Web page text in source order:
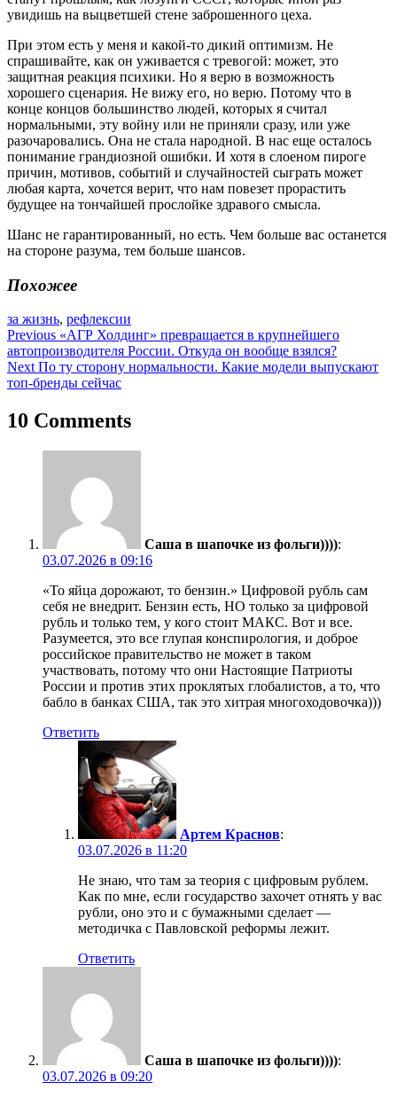
увидишь на выцветшей стене заброшенного цеха.
При этом есть у меня и какой-то дикий оптимизм. Не
спрашивайте, как он уживается с тревогой: может, это
защитная реакция психики. Но я верю в возможность
хорошего сценария. Не вижу его, но верю. Потому что в
конце концов большинство людей, которых я считал
нормальными, эту войну или не приняли сразу, или уже
разочаровались. Она не стала народной. В нас еще осталось
понимание грандиозной ошибки. И хотя в слоеном пироге
причин, мотивов, событий и случайностей сыграть может
любая карта, хочется верит, что нам повезет прорастить
будущее на тончайшей прослойке здравого смысла.
Шанс не гарантированный, но есть. Чем больше вас останется
на стороне разума, тем больше шансов.
Похожее
за жизнь, рефлексии
Навигация
по
записям
Previous «АГР Холдинг» превращается в крупнейшего
автопроизводителя России. Откуда он вообще взялся?
Next По ту сторону нормальности. Какие модели выпускают
топ-бренды сейчас
10 Comments
Саша в шапочке из фольги)))):
03.07.2026 в 09:16
«То яйца дорожают, то бензин.» Цифровой рубль сам
себя не внедрит. Бензин есть, НО только за цифровой
рубль и только тем, у кого стоит МАКС. Вот и все.
Разумеется, это все глупая конспирология, и доброе
российское правительство не может в таком
участвовать, потому что они Настоящие Патриоты
России и против этих проклятых глобалистов, а то, что
бабло в банках США, так это хитрая многоходовочка)))
Ответить
Артем Краснов:
03.07.2026 в 11:20
Не знаю, что там за теория с цифровым рублем.
Как по мне, если государство захочет отнять у вас
рубли, оно это и с бумажными сделает —
методичка с Павловской реформы лежит.
Ответить
Саша в шапочке из фольги)))):
03.07.2026 в 09:20